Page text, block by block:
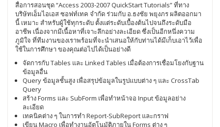
สื่อการสอนชุด “Access 2003-2007 QuickStart Tutorials” ที่ทาง
บริษัทเอ็มไอเอส ซอฟท์เทค จำกัด ร่วมกับ อ.ธงชัย พยุงภร ผลิตออกมา
นี้ เหมาะ สำหรับผู้ใช้ทุกระดับ ตั้งแต่ระดับเบื้องต้นไปจนถึงระดับมือ
อาชีพ เนื่องจากมีเนื้อหาที่เจาะลึกอย่างละเอียด ซึ่งเป็นอีกหนึ่งความ
ภูมิใจ ที่ทีมงานของเราพร้อมที่จะนำเสนอให้กับท่านได้มีเก็บเอาไว้เพื่อ
ใช้ในการศึกษา ของคุณต่อไปได้เป็นอย่างดี
จัดการกับ Tables และ Linked Tables เมื่อต้องการเชื่อมโยงกับฐาน
ข้อมูลอื่น
Query ข้อมูลชั้นสูง เพื่อสรุปข้อมูลในรูปแบบต่าง ๆ และ CrossTab
Query
สร้าง Forms และ SubForm เพื่อทำหน้าจอ Input ข้อมูลอย่าง
ละเอียด
เทคนิคต่าง ๆ ในการทำ Report-SubReport และกราฟ
เขียน Macro เพื่อทำงานอัตโนมัติภายใน Forms ต่าง ๆ